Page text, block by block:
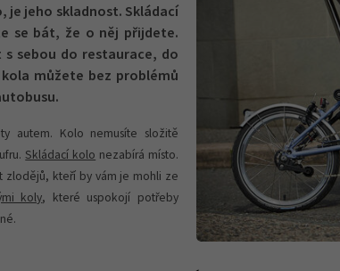
je jeho skladnost. Skládací
se bát, že o něj přijdete.
sebou do restaurace, do
můžete bez problémů
autem. Kolo nemusíte složitě
Skládací kolo nezabírá místo.
zlodějů, kteří by vám je mohli ze
koly, které uspokojí potřeby